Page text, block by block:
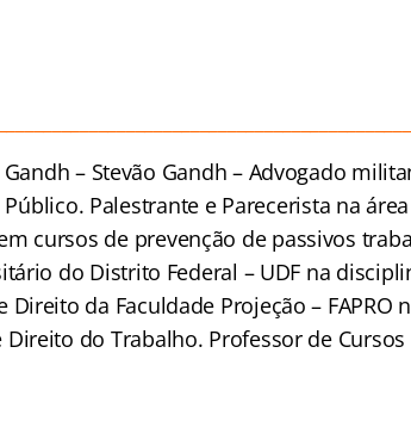
– Stevão Gandh – Advogado
Palestrante e Parecerista na
cursos de prevenção de passivos
do Distrito Federal – UDF na
Direito da Faculdade Projeção – FAPRO
do Trabalho. Professor de